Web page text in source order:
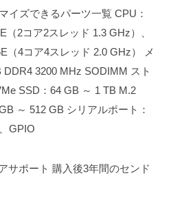
イズできるパーツ一覧 CPU：
（2コア2スレッド 1.3 GHz）、
（4コア4スレッド 2.0 GHz）
メ
DDR4 3200 MHz SODIMM スト
SSD：64 GB ～ 1 TB M.2
～ 512 GB シリアルポート：
GPIO
ポート 購入後3年間のセンド